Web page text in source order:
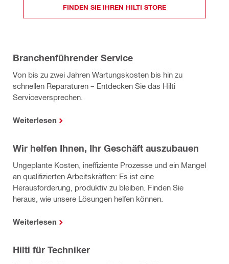
FINDEN SIE IHREN HILTI STORE
Branchenführender Service
Von bis zu zwei Jahren Wartungskosten bis hin zu
schnellen Reparaturen – Entdecken Sie das Hilti
Serviceversprechen.
Weiterlesen
Wir helfen Ihnen, Ihr Geschäft auszubauen
Ungeplante Kosten, ineffiziente Prozesse und ein Mangel
an qualifizierten Arbeitskräften: Es ist eine
Herausforderung, produktiv zu bleiben. Finden Sie
heraus, wie unsere Lösungen helfen können.
Weiterlesen
Hilti für Techniker